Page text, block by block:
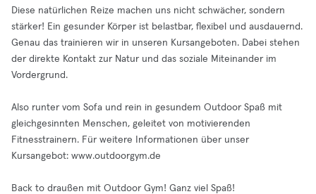
Diese natürlichen Reize machen uns nicht schwächer, sondern
stärker! Ein gesunder Körper ist belastbar, flexibel und ausdauernd.
Genau das trainieren wir in unseren Kursangeboten. Dabei stehen
der direkte Kontakt zur Natur und das soziale Miteinander im
Vordergrund.
Also runter vom Sofa und rein in gesundem Outdoor Spaß mit
gleichgesinnten Menschen, geleitet von motivierenden
Fitnesstrainern. Für weitere Informationen über unser
Kursangebot: www.outdoorgym.de
Back to draußen mit Outdoor Gym! Ganz viel Spaß!